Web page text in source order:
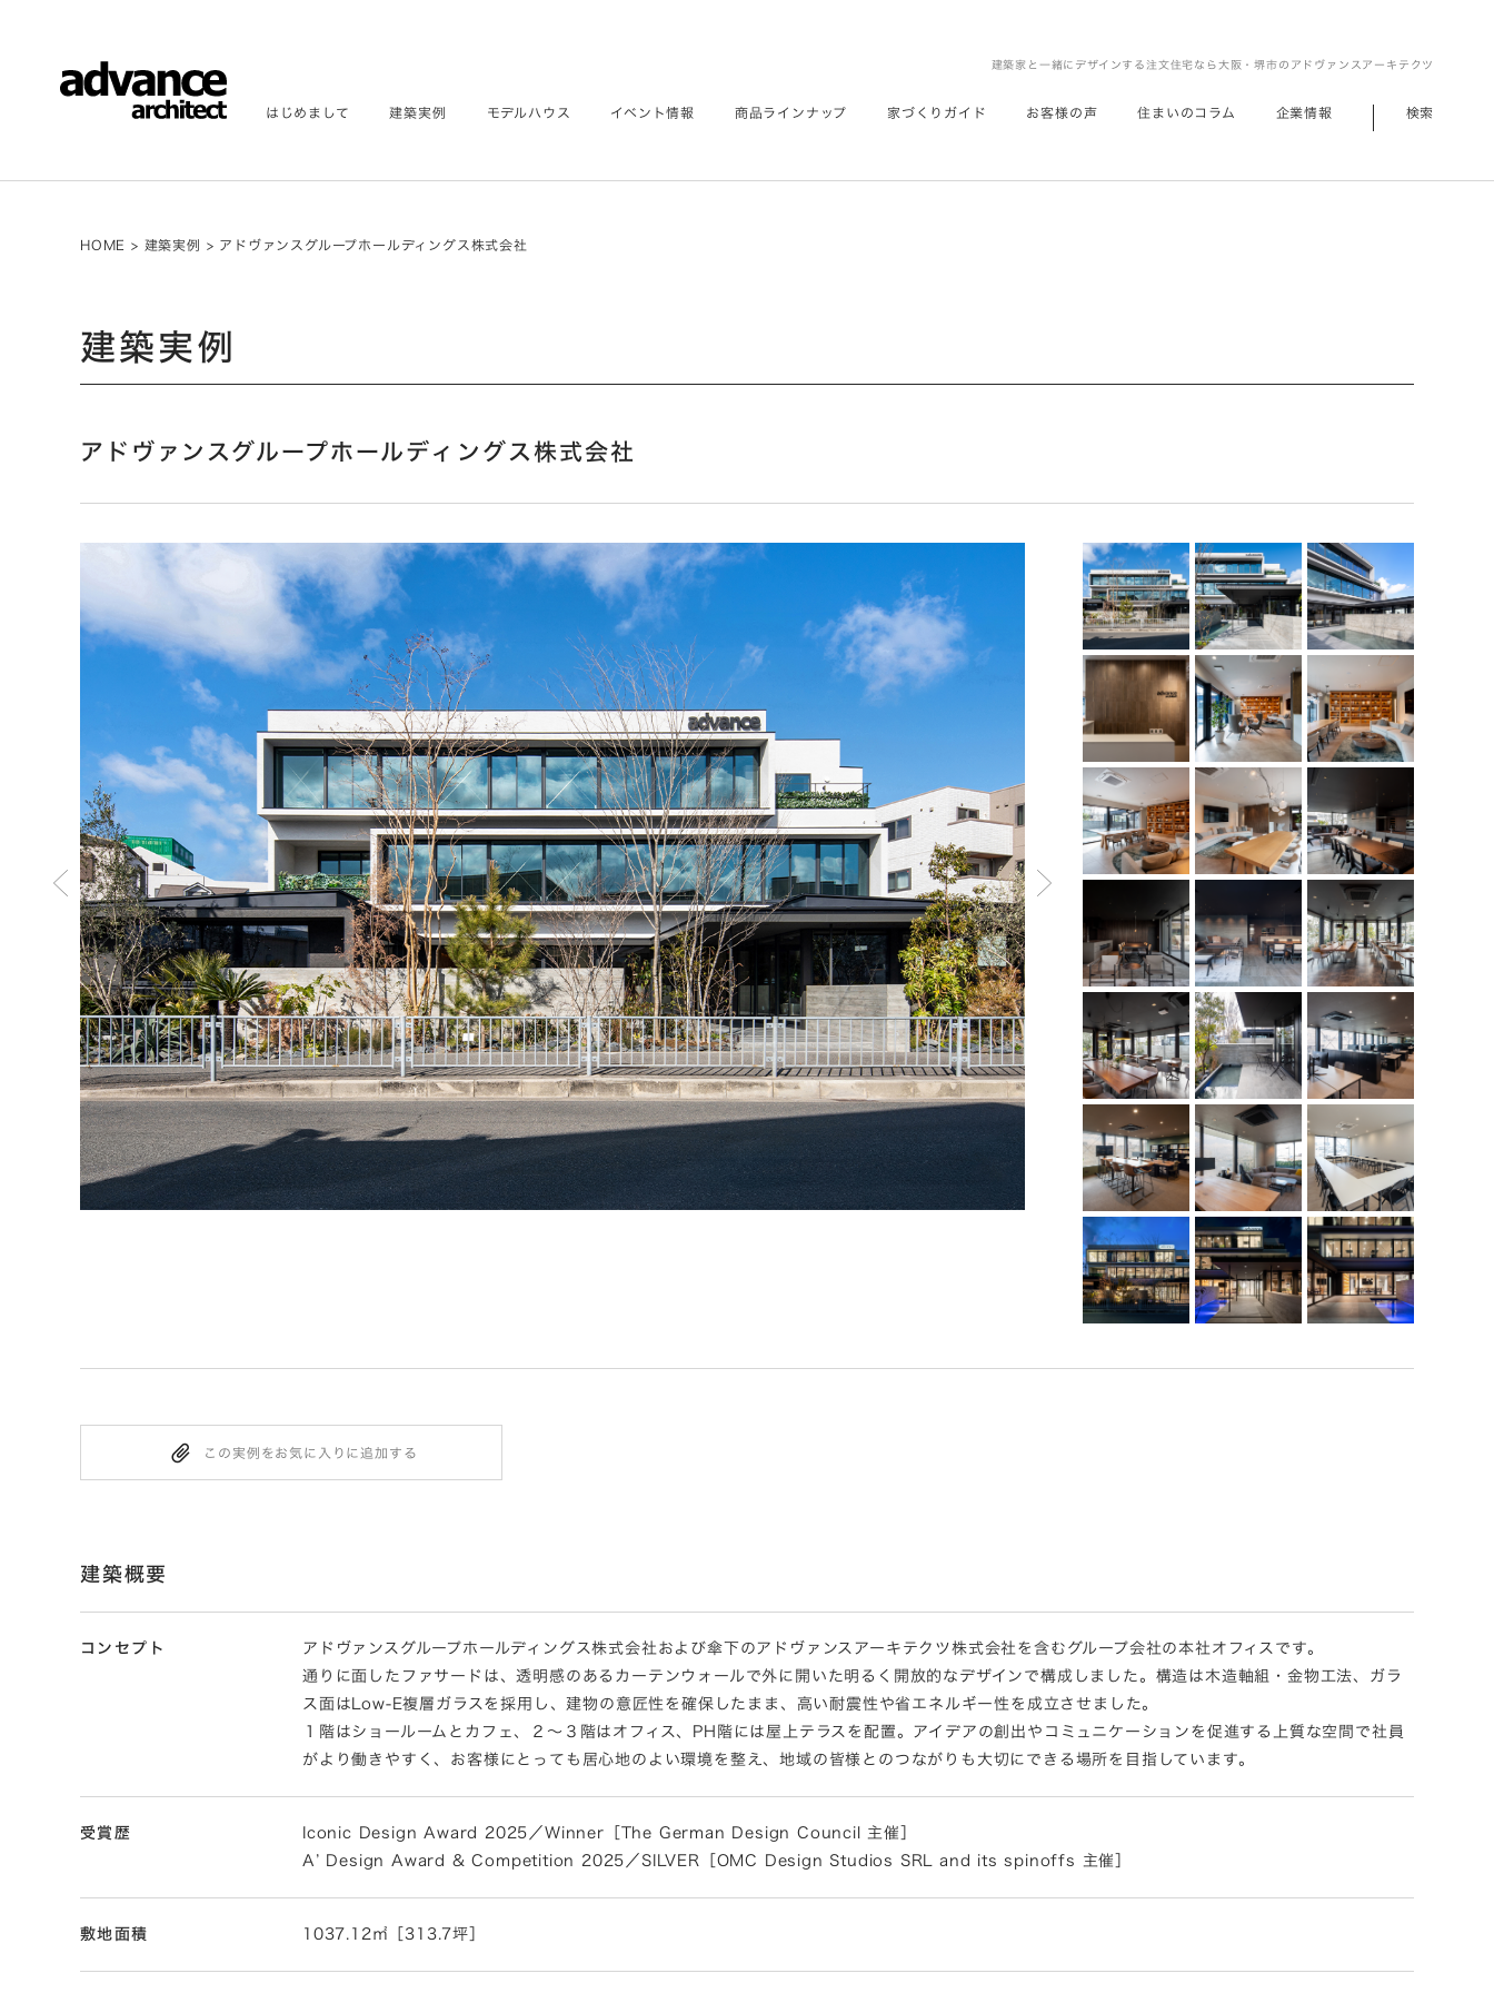
建築家と一緒にデザインする注文住宅なら大阪・堺市のアドヴァンスアーキテクツ
はじめまして 建築実例 モデルハウス イベント情報 商品ラインナップ 家づくりガイド お客様の声 住まいのコラム 企業情報 検索
HOME > 建築実例 > アドヴァンスグループホールディングス株式会社
建築実例
アドヴァンスグループホールディングス株式会社
建築概要
コンセプト
アドヴァンスグループホールディングス株式会社および傘下のアドヴァンスアーキテクツ株式会社を含むグループ会社の本社オフィスです。
通りに面したファサードは、透明感のあるカーテンウォールで外に開いた明るく開放的なデザインで構成しました。構造は木造軸組・金物工法、ガラ
ス面はLow-E複層ガラスを採用し、建物の意匠性を確保したまま、高い耐震性や省エネルギー性を成立させました。
１階はショールームとカフェ、２～３階はオフィス、PH階には屋上テラスを配置。アイデアの創出やコミュニケーションを促進する上質な空間で社員
がより働きやすく、お客様にとっても居心地のよい環境を整え、地域の皆様とのつながりも大切にできる場所を目指しています。
受賞歴
Iconic Design Award 2025／Winner［The German Design Council 主催］
A’ Design Award & Competition 2025／SILVER［OMC Design Studios SRL and its spinoffs 主催］
敷地面積 1037.12㎡［313.7坪］